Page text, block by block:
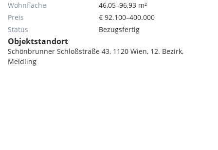
Wohnfläche
46,05–96,93 m²
Preis
€ 92.100–400.000
Status
Bezugsfertig
Objektstandort
Schönbrunner Schloßstraße 43, 1120 Wien, 12. Bezirk,
Meidling